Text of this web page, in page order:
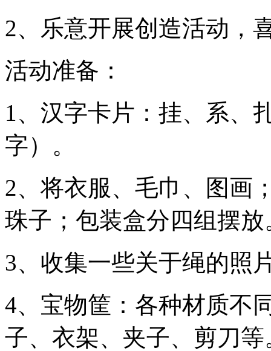
2、乐意开展创造活动，
活动准备：
1、汉字卡片：挂、系、
字）。
2、将衣服、毛巾、图画
珠子；包装盒分四组摆放
3、收集一些关于绳的照
4、宝物筐：各种材质不
子、衣架、夹子、剪刀等